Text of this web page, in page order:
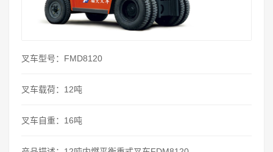
叉车型号：FMD8120
叉车载荷：12吨
叉车自重：16吨